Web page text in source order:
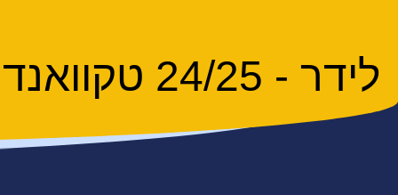
לידר - 24/25 טקוואנדו טרום חובה-חובה